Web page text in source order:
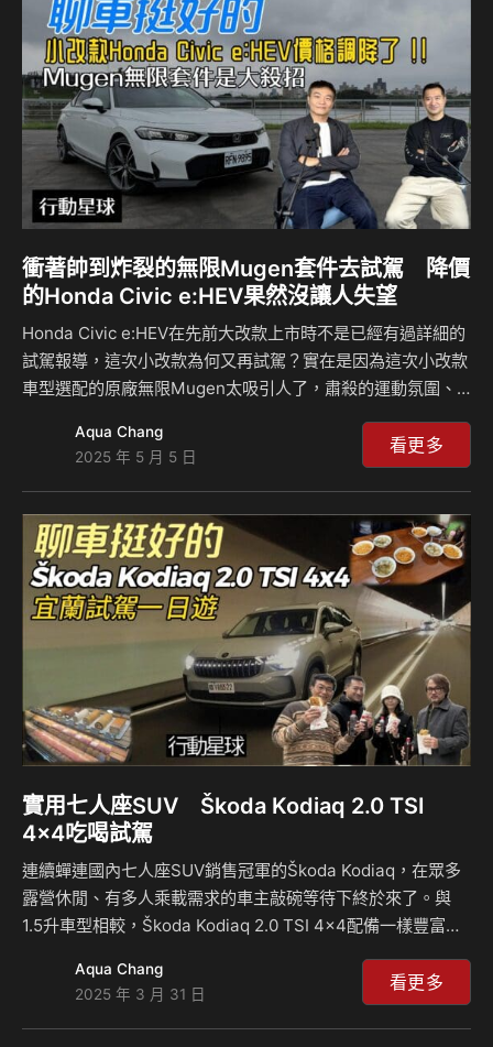
整表現如何？來聽島叔和豪哥怎麼說？ 相關新聞：
衝著帥到炸裂的無限Mugen套件去試駕 降價
的Honda Civic e:HEV果然沒讓人失望
Honda Civic e:HEV在先前大改款上市時不是已經有過詳細的
試駕報導，這次小改款為何又再試駕？實在是因為這次小改款
車型選配的原廠無限Mugen太吸引人了，肅殺的運動氛圍、
我們就衝著Mugen套件去的，親身感受一下它那帥炸的氣
場！既然是試駕，我們除了說明此次小改款的改變之處外，並
複習一下Civic e:HEV的操控動力表現，嗯！果然還是那個操
控資優生的Civic，當然，它調降12萬、成為127.9萬元的售價
也讓它變得較親民了，一起來感受吧！ 特別感謝：Honda
Cars北士科展示中心地址：112台北市北投區福國路201號電
話號碼：…
Aqua Chang
2025 年 5 月 5 日
看更多
實用七人座SUV Škoda Kodiaq 2.0 TSI
4×4吃喝試駕
連續蟬連國內七人座SUV銷售冠軍的Škoda Kodiaq，在眾多
露營休閒、有多人乘載需求的車主敲碗等待下終於來了。與
1.5升車型相較，Škoda Kodiaq 2.0 TSI 4×4配備一樣豐富
不僅如此，它還多了全景天窗。如此熱門的車款，我們當然要
趕快借出來蹂躪一下啊(誤)~~這次試駕不太一樣，可以說是邊
旅遊邊工作，沒想到辛苦的試駕還能夠吃吃喝喝，希望大家喜
Aqua Chang
2025 年 3 月 31 日
看更多